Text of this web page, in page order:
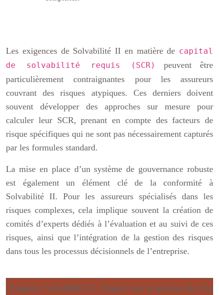
Les exigences de Solvabilité II en matière de capital
de solvabilité requis (SCR)
peuvent être
particulièrement contraignantes pour les assureurs
couvrant des risques atypiques. Ces derniers doivent
souvent développer des approches sur mesure pour
calculer leur SCR, prenant en compte des facteurs de
risque spécifiques qui ne sont pas nécessairement capturés
par les formules standard.
La mise en place d’un système de gouvernance robuste
est également un élément clé de la conformité à
Solvabilité II. Pour les assureurs spécialisés dans les
risques complexes, cela implique souvent la création de
comités d’experts dédiés à l’évaluation et au suivi de ces
risques, ainsi que l’intégration de la gestion des risques
dans tous les processus décisionnels de l’entreprise.
Exigence Solvabilité II
Impact sur la gestion des